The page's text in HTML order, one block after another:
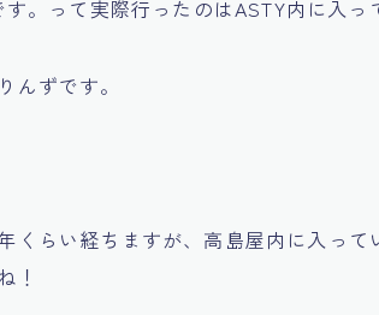
。って実際行ったのはASTY内に入っ
ずです。
くらい経ちますが、高島屋内に入って
！